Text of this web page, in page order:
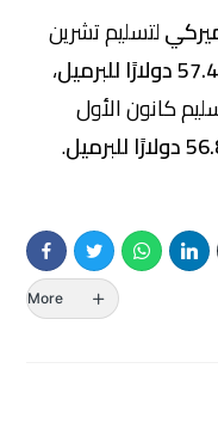
لتسليم تشرين
للبرميل
،
كانون الأول
للبرميل .
More